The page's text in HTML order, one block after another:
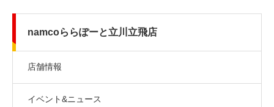
namcoららぽーと立川立飛店
店舗情報
イベント&ニュース